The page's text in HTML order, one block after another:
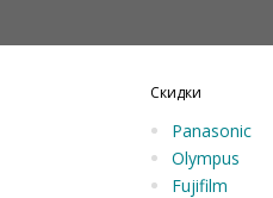
Скидки
Panasonic
Olympus
Fujifilm